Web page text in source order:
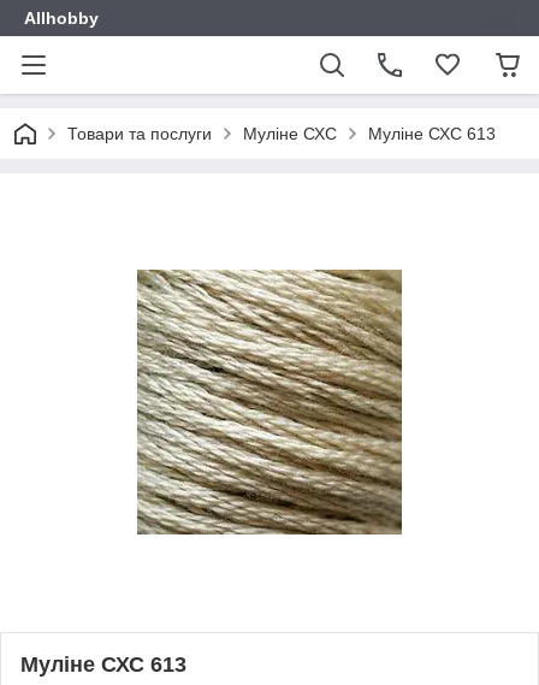
Allhobby
Товари та послуги Муліне СХС Муліне СХС 613
Муліне СХС 613